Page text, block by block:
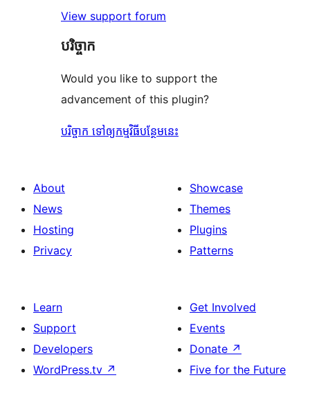
View support forum
បរិច្ចាក
Would you like to support the
advancement of this plugin?
បរិច្ចាក ទៅឲ្យកម្មវិធីបន្ថែមនេះ
About
News
Hosting
Privacy
Showcase
Themes
Plugins
Patterns
Learn
Support
Developers
WordPress.tv ↗
Get Involved
Events
Donate ↗
Five for the Future